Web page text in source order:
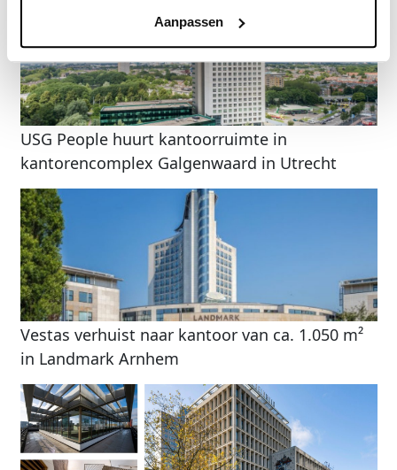
Aanpassen
USG People huurt kantoorruimte in
kantorencomplex Galgenwaard in Utrecht
Vestas verhuist naar kantoor van ca. 1.050 m²
in Landmark Arnhem